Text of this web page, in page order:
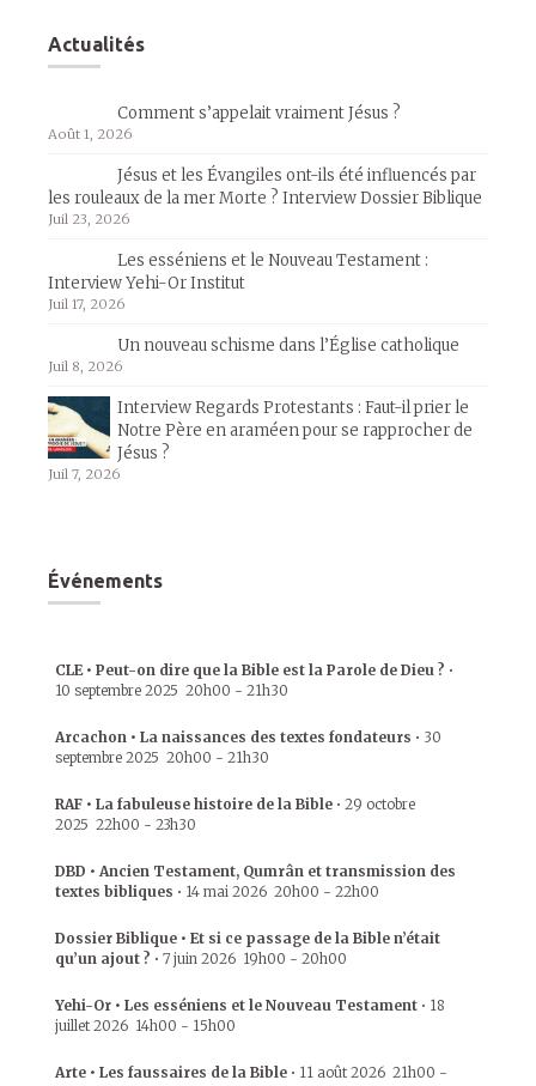
Actualités
Comment s’appelait vraiment Jésus ?
Août 1, 2026
Jésus et les Évangiles ont-ils été influencés par
les rouleaux de la mer Morte ? Interview Dossier Biblique
Juil 23, 2026
Les esséniens et le Nouveau Testament :
Interview Yehi-Or Institut
Juil 17, 2026
Un nouveau schisme dans l’Église catholique
Juil 8, 2026
Interview Regards Protestants : Faut-il prier le
Notre Père en araméen pour se rapprocher de
Jésus ?
Juil 7, 2026
Événements
CLE • Peut-on dire que la Bible est la Parole de Dieu ? •
10 septembre 2025 20h00 - 21h30
Arcachon • La naissances des textes fondateurs • 30
septembre 2025 20h00 - 21h30
RAF • La fabuleuse histoire de la Bible • 29 octobre
2025 22h00 - 23h30
DBD • Ancien Testament, Qumrân et transmission des
textes bibliques • 14 mai 2026 20h00 - 22h00
Dossier Biblique • Et si ce passage de la Bible n’était
qu’un ajout ? • 7 juin 2026 19h00 - 20h00
Yehi-Or • Les esséniens et le Nouveau Testament • 18
juillet 2026 14h00 - 15h00
Arte • Les faussaires de la Bible • 11 août 2026 21h00 -